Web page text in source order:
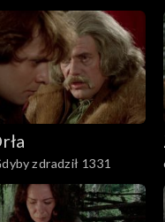
zdradził 1331